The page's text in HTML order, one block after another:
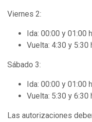
Viernes 2:
Ida: 00:00 y 01:00
Vuelta: 4:30 y 5:30
Sábado 3:
Ida: 00:00 y 01:00
Vuelta: 5:30 y 6:30
Las autorizaciones